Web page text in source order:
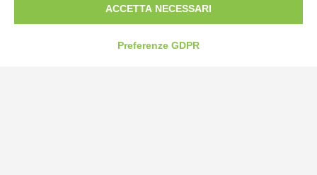
Fax: 0172-487399ACCETTA NECESSARI
Preferenze GDPR